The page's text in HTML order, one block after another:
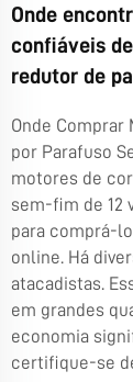
Onde
confiáveis
redutor de
Onde
por Parafuso
motores de
sem-fim de 12
para comprá-
online. Há
atacadistas.
em grandes
economia
certifique-se